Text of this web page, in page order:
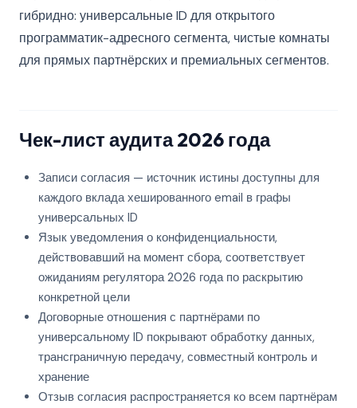
гибридно: универсальные ID для открытого
программатик-адресного сегмента, чистые комнаты
для прямых партнёрских и премиальных сегментов.
Чек-лист аудита 2026 года
Записи согласия — источник истины доступны для
каждого вклада хешированного email в графы
универсальных ID
Язык уведомления о конфиденциальности,
действовавший на момент сбора, соответствует
ожиданиям регулятора 2026 года по раскрытию
конкретной цели
Договорные отношения с партнёрами по
универсальному ID покрывают обработку данных,
трансграничную передачу, совместный контроль и
хранение
Отзыв согласия распространяется ко всем партнёрам